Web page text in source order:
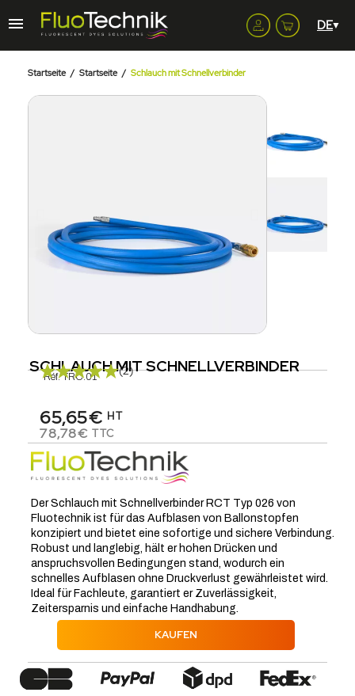
Startseite Startseite Schlauch mit Schnellverbinder
SCHLAUCH MIT SCHNELLVERBINDER
Réf. TRC.01 (2)
65,65€ HT
78,78€ TTC
Der Schlauch mit Schnellverbinder RCT Typ 026 von
Fluotechnik ist für das Aufblasen von Ballonstopfen
konzipiert und bietet eine sofortige und sichere Verbindung.
Robust und langlebig, hält er hohen Drücken und
anspruchsvollen Bedingungen stand, wodurch ein
schnelles Aufblasen ohne Druckverlust gewährleistet wird.
Ideal für Fachleute, garantiert er Zuverlässigkeit,
Zeitersparnis und einfache Handhabung.
KAUFEN